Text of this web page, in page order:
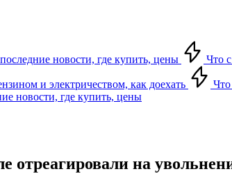
новости, где купить, цены Что
и электричеством, как доехать Что
новости, где купить, цены
отреагировали на